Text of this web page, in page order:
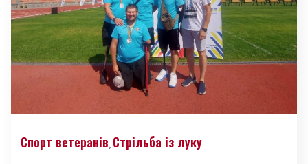
Спорт ветеранів Стрільба із луку